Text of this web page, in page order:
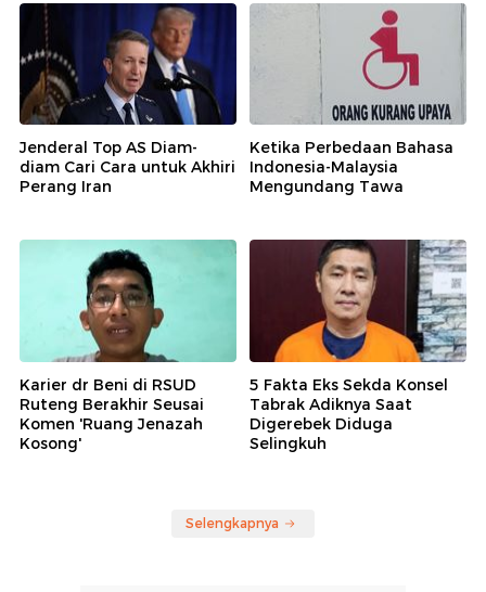
Jenderal Top AS Diam-
diam Cari Cara untuk Akhiri
Perang Iran
Ketika Perbedaan Bahasa
Indonesia-Malaysia
Mengundang Tawa
Karier dr Beni di RSUD
Ruteng Berakhir Seusai
Komen 'Ruang Jenazah
Kosong'
5 Fakta Eks Sekda Konsel
Tabrak Adiknya Saat
Digerebek Diduga
Selingkuh
Selengkapnya